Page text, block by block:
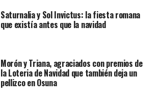
Saturnalia y Sol Invictus: la fiesta romana
que existía antes que la navidad
Morón y Triana, agraciados con premios de
la Loteria de Navidad que también deja un
pellizco en Osuna